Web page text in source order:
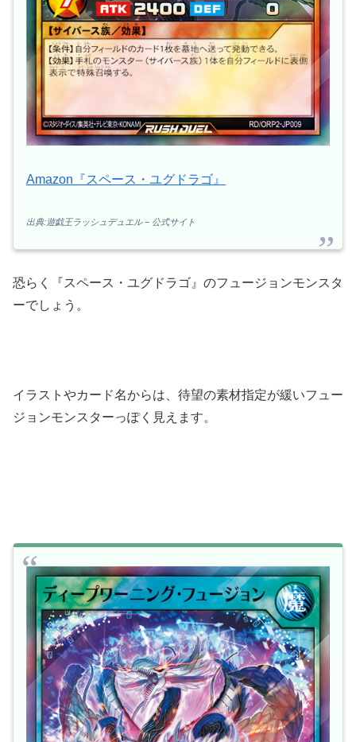
Amazon『スペース・ユグドラゴ』
出典:遊戯王ラッシュデュエル – 公式サイト
恐らく『スペース・ユグドラゴ』のフュージョンモンスタ
ーでしょう。
イラストやカード名からは、待望の素材指定が緩いフュー
ジョンモンスターっぽく見えます。